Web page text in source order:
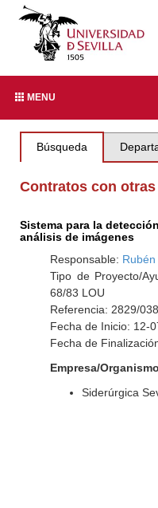
MENU
Búsqueda
Contratos con
Sistema para la
análisis de imágenes
Responsable:
Tipo de Proyecto/
68/83 LOU
Referencia: 2829/
Fecha de Inicio: 12-
Fecha de
Empresa/
Siderúrgica